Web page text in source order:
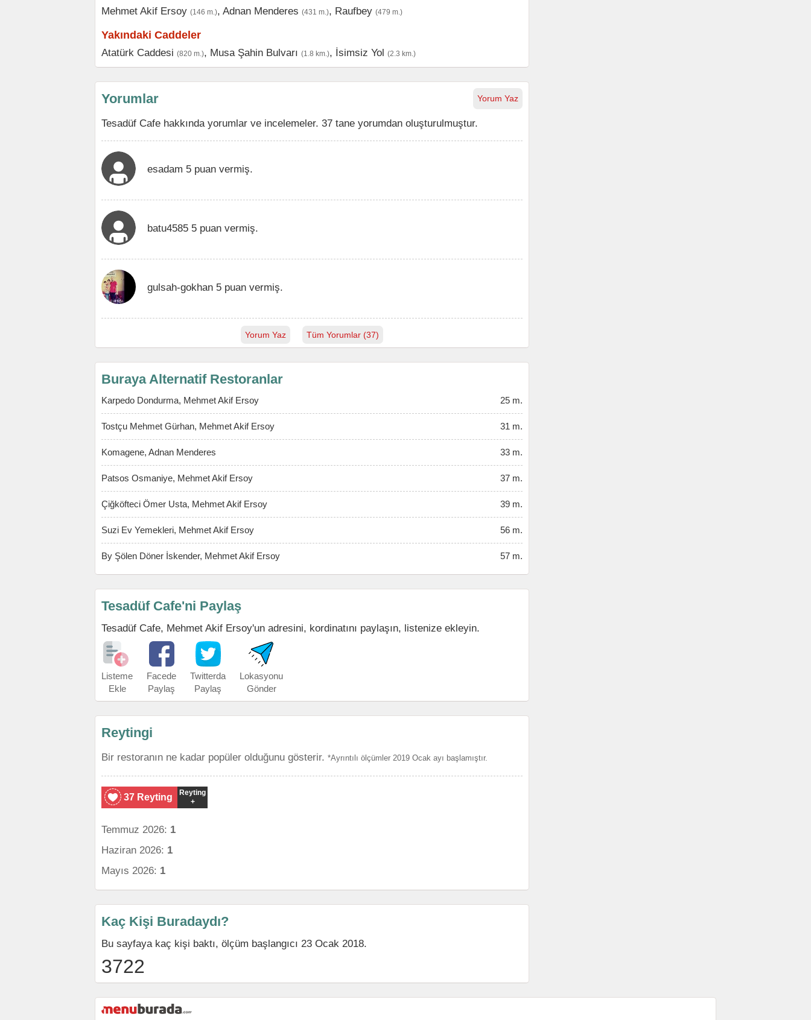
Mehmet Akif Ersoy (146 m.), Adnan Menderes (431 m.), Raufbey (479 m.)
Yakındaki Caddeler
Atatürk Caddesi (820 m.), Musa Şahin Bulvarı (1.8 km.), İsimsiz Yol (2.3 km.)
Yorum Yaz
Yorumlar
Tesadüf Cafe hakkında yorumlar ve incelemeler. 37 tane yorumdan oluşturulmuştur.
esadam 5 puan vermiş.
batu4585 5 puan vermiş.
gulsah-gokhan 5 puan vermiş.
Yorum Yaz Tüm Yorumlar (37)
Buraya Alternatif Restoranlar
Karpedo Dondurma, Mehmet Akif Ersoy 25 m.
Tostçu Mehmet Gürhan, Mehmet Akif Ersoy 31 m.
Komagene, Adnan Menderes 33 m.
Patsos Osmaniye, Mehmet Akif Ersoy 37 m.
Çiğköfteci Ömer Usta, Mehmet Akif Ersoy 39 m.
Suzi Ev Yemekleri, Mehmet Akif Ersoy 56 m.
By Şölen Döner İskender, Mehmet Akif Ersoy 57 m.
Tesadüf Cafe'ni Paylaş
Tesadüf Cafe, Mehmet Akif Ersoy'un adresini, kordinatını paylaşın, listenize ekleyin.
Listeme
Ekle
Facede
Paylaş
Twitterda
Paylaş
Lokasyonu
Gönder
Reytingi
Bir restoranın ne kadar popüler olduğunu gösterir. *Ayrıntılı ölçümler 2019 Ocak ayı başlamıştır.
37 Reyting
Reyting
+
Temmuz 2026: 1
Haziran 2026: 1
Mayıs 2026: 1
Kaç Kişi Buradaydı?
Bu sayfaya kaç kişi baktı, ölçüm başlangıcı 23 Ocak 2018.
3722